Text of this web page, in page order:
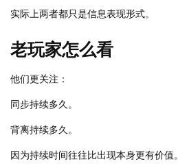
实际上两者都只是信息表现形式。
老玩家怎么看
他们更关注：
同步持续多久。
背离持续多久。
因为持续时间往往比出现本身更有价值。